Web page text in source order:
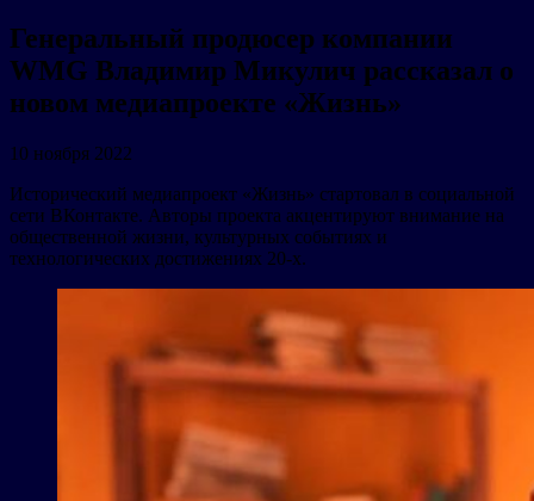
Генеральный продюсер компании
WMG Владимир Микулич рассказал о
новом медиапроекте «Жизнь»
10 ноября 2022
Исторический медиапроект «Жизнь» стартовал в социальной
сети ВКонтакте. Авторы проекта акцентируют внимание на
общественной жизни, культурных событиях и
технологических достижениях 20-х.